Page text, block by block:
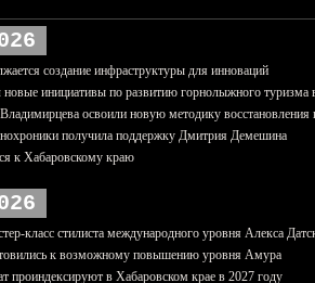
создание инфраструктуры для инноваций
инициативы по развитию горнолыжного туризма
освоили новую методику восстановления
получила поддержку Дмитрия Демешина
к Хабаровскому краю
класс стилиста международного уровня Алекса
к возможному повышению уровня Амура
проиндексируют в Хабаровском крае в 2027 году